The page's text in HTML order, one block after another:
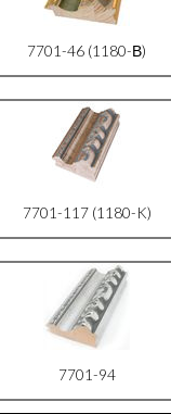
7701-46 (1180-В)
7701-117 (1180-K)
7701-94